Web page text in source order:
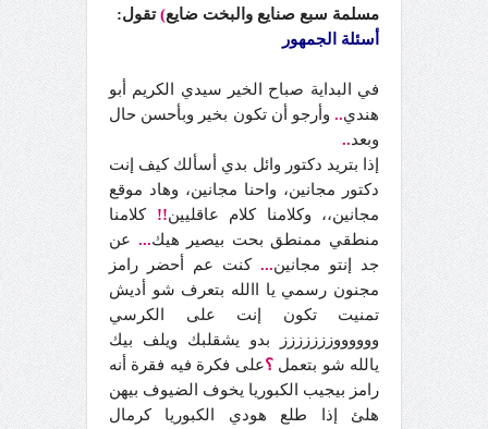
مسلمة سبع صنايع والبخت ضايع)تقول:
أسئلة الجمهور
في البداية صباح الخير سيدي الكريم أبو
هندي.. وأرجو أن تكون بخير وبأحسن حال
وبعد..
إذا بتريد دكتور وائل بدي أسألك كيف إنت
دكتور مجانين، واحنا مجانين، وهاد موقع
مجانين،، وكلامنا كلام عاقليين!! كلامنا
منطقي ممنطق بحت بيصير هيك... عن
جد إنتو مجانين...كنت عم أحضر رامز
مجنون رسمي يا االله بتعرف شو أديش
تمنيت تكون إنت على الكرسي
ووووووززززززز بدو يشقلبك ويلف بيك
يالله شو بتعمل ؟على فكرة فيه فقرة أنه
رامز بيجيب الكبوريا يخوف الضيوف بيهن
هلئ إذا طلع هودي الكبوريا كرمال